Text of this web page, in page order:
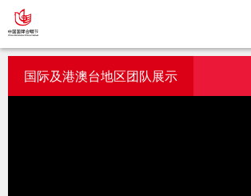
国际及港澳台地区团队展示